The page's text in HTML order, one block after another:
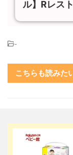
ル】Rレス
-
こちらも読みた